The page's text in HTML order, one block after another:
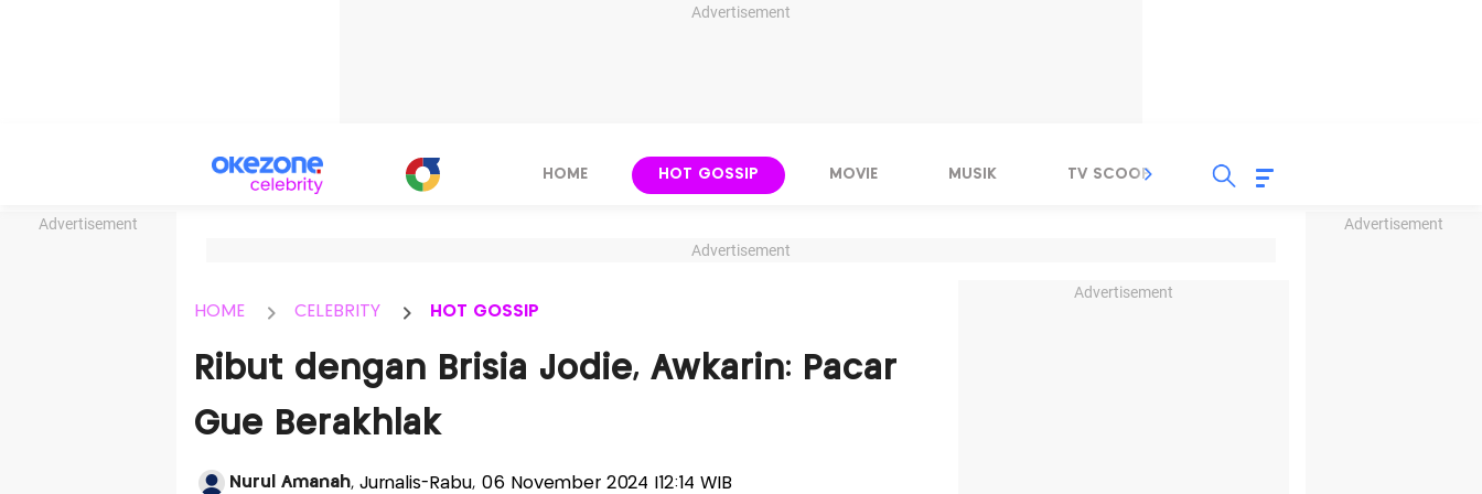
Advertisement
Advertisement Advertisement
HOME HOT GOSSIP MOVIE MUSIK TV SCOOP LIRIK
Advertisement
HOME CELEBRITY HOT GOSSIP
Ribut dengan Brisia Jodie, Awkarin: Pacar
Gue Berakhlak
Nurul Amanah, Jurnalis-Rabu, 06 November 2024 |12:14 WIB
Advertisement